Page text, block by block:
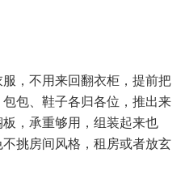
，不用来回翻衣柜，提前把
包、鞋子各归各位，推出来
，承重够用，组装起来也
挑房间风格，租房或者放玄